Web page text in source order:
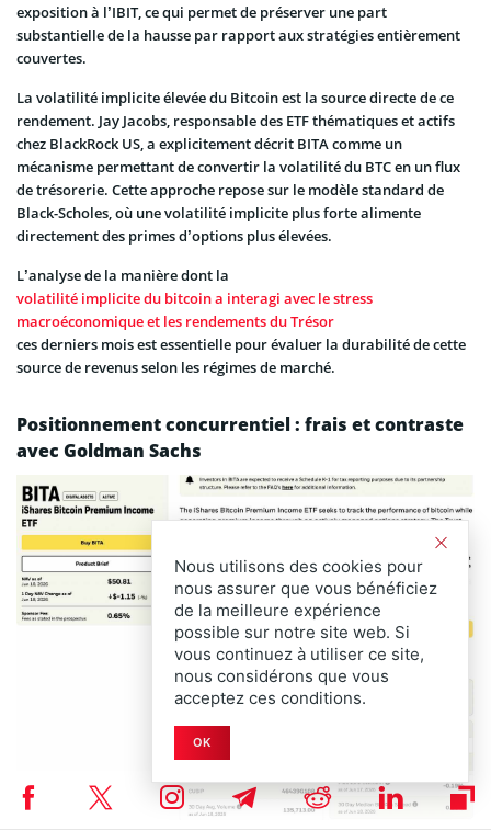
exposition à l’IBIT, ce qui permet de préserver une part
substantielle de la hausse par rapport aux stratégies entièrement
couvertes.
La volatilité implicite élevée du Bitcoin est la source directe de ce
rendement. Jay Jacobs, responsable des ETF thématiques et actifs
chez BlackRock US, a explicitement décrit BITA comme un
mécanisme permettant de convertir la volatilité du BTC en un flux
de trésorerie. Cette approche repose sur le modèle standard de
Black-Scholes, où une volatilité implicite plus forte alimente
directement des primes d’options plus élevées.
L’analyse de la manière dont la
volatilité implicite du bitcoin a interagi avec le stress
macroéconomique et les rendements du Trésor
ces derniers mois est essentielle pour évaluer la durabilité de cette
source de revenus selon les régimes de marché.
Positionnement concurrentiel : frais et contraste
avec Goldman Sachs
Nous utilisons des cookies pour
nous assurer que vous bénéficiez
de la meilleure expérience
possible sur notre site web. Si
vous continuez à utiliser ce site,
nous considérons que vous
acceptez ces conditions.
OK